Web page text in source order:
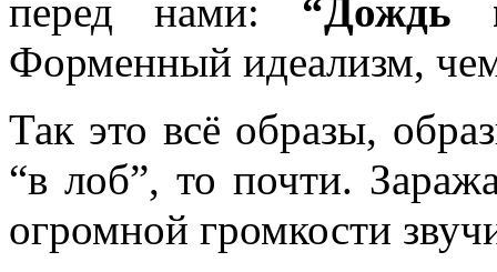
перед нами: “Дождь
Форменный идеализм,
Так это всё образы,
“в лоб”, то почти.
огромной громкости